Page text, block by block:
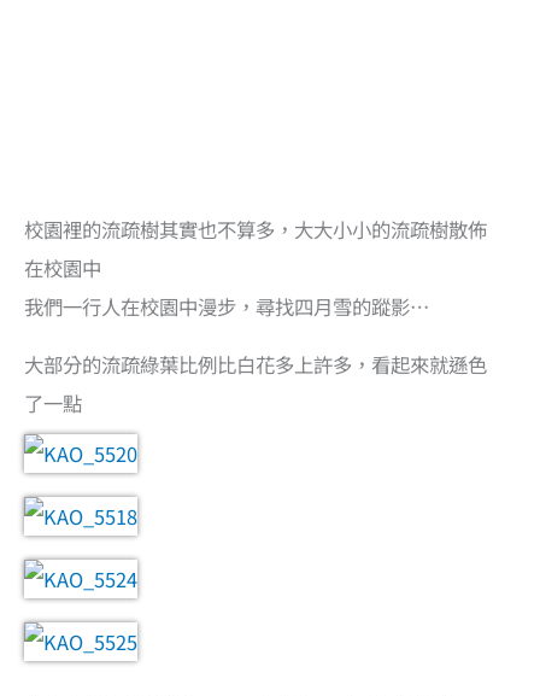
校園裡的流疏樹其實也不算多，大大小小的流疏樹散佈
在校園中
我們一行人在校園中漫步，尋找四月雪的蹤影…
大部分的流疏綠葉比例比白花多上許多，看起來就遜色
了一點